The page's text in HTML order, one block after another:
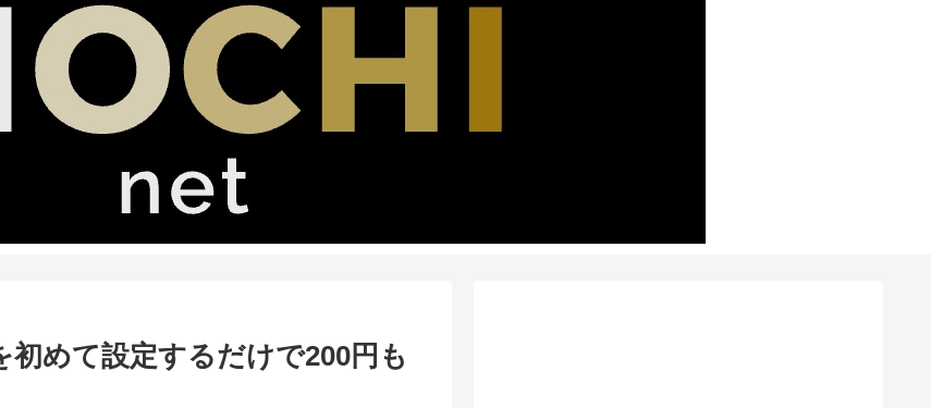
めて設定するだけで200円も